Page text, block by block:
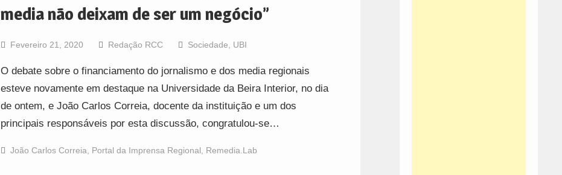
media não deixam de ser um negócio”
Fevereiro 21, 2020 Redação RCC Sociedade, UBI
O debate sobre o financiamento do jornalismo e dos media regionais
esteve novamente em destaque na Universidade da Beira Interior, no dia
de ontem, e João Carlos Correia, docente da instituição e um dos
principais responsáveis por esta discussão, congratulou-se…
João Carlos Correia, Portal da Imprensa Regional, Remedia.Lab